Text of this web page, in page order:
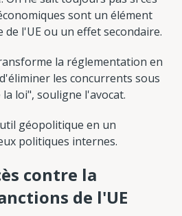
sont un élément
l'UE ou un effet secondaire.
la réglementation en
les concurrents sous
loi", souligne l'avocat.
géopolitique en un
politiques internes.
contre la
de l'UE